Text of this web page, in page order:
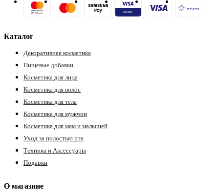
Каталог
Декоративная косметика
Пищевые добавки
Косметика для лица
Косметика для волос
Косметика для тела
Косметика для мужчин
Косметика для мам и малышей
Уход за полостью рта
Техника и Аксессуары
Подарки
О магазине